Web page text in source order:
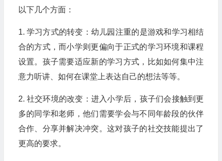
以下几个方面：
1. 学习方式的转变：幼儿园注重的是游戏和学习相结
合的方式，而小学则更偏向于正式的学习环境和课程
设置。孩子需要适应新的学习方式，比如如何集中注
意力听讲、如何在课堂上表达自己的想法等等。
2. 社交环境的改变：进入小学后，孩子们会接触到更
多的同学和老师，他们需要学会与不同年龄段的伙伴
合作、分享并解决冲突。这对孩子的社交技能提出了
更高的要求。